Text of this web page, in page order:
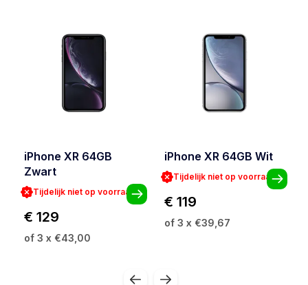
iPhone XR 64GB
Zwart
Tijdelijk niet op voorraad
€ 129
of 3 x €43,00
iPhone XR 64GB Wit
Tijdelijk niet op voorraad
€ 119
of 3 x €39,67